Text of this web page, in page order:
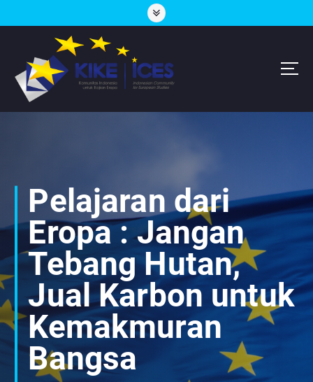
o
Lembaga Think-Thank yang Berdiskusi Tentang Eropa
Pelajaran dari
Eropa : Jangan
Tebang Hutan,
Jual Karbon untuk
Kemakmuran
Bangsa